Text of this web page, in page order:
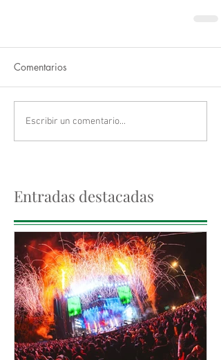
Comentarios
Escribir un comentario...
Entradas destacadas